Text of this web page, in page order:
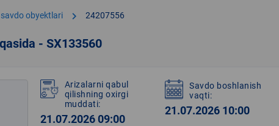
savdo obyektlari chevron_right 24207556
- SX133560
Arizalarni qabul
qilishning oxirgi
muddati:
21.07.2026 09:00
Savdo boshlanish
vaqti:
21.07.2026 10:00